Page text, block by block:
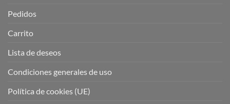
Pedidos
Carrito
Lista de deseos
Condiciones generales de uso
Política de cookies (UE)